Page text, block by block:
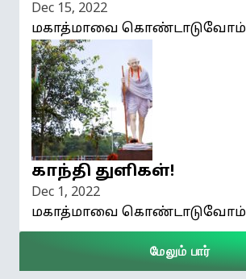
Dec 15, 2022
மகாத்மாவை கொண்டாடுவோம்
காந்தி துளிகள்!
Dec 1, 2022
மகாத்மாவை கொண்டாடுவோம்
மேலும் பார்